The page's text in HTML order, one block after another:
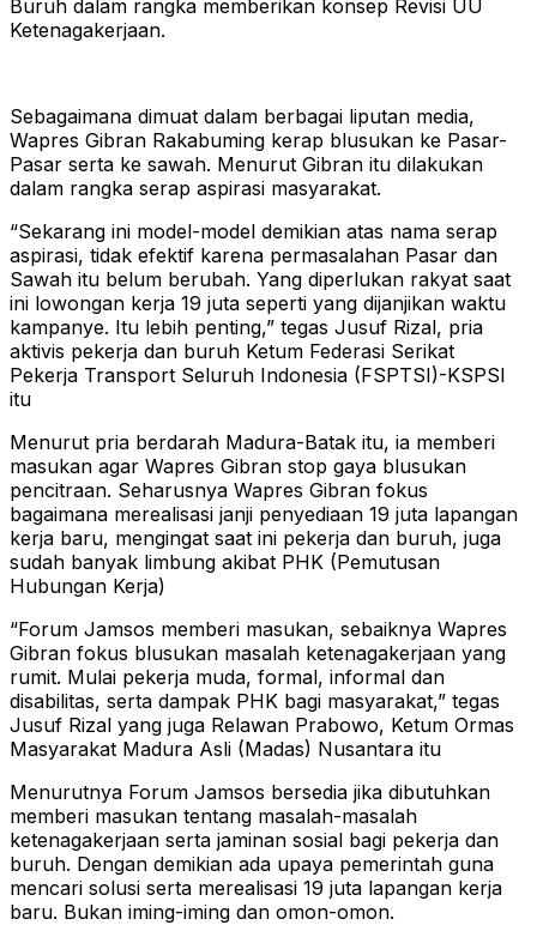
Buruh dalam rangka memberikan konsep Revisi UU
Ketenagakerjaan.
Sebagaimana dimuat dalam berbagai liputan media,
Wapres Gibran Rakabuming kerap blusukan ke Pasar-
Pasar serta ke sawah. Menurut Gibran itu dilakukan
dalam rangka serap aspirasi masyarakat.
“Sekarang ini model-model demikian atas nama serap
aspirasi, tidak efektif karena permasalahan Pasar dan
Sawah itu belum berubah. Yang diperlukan rakyat saat
ini lowongan kerja 19 juta seperti yang dijanjikan waktu
kampanye. Itu lebih penting,” tegas Jusuf Rizal, pria
aktivis pekerja dan buruh Ketum Federasi Serikat
Pekerja Transport Seluruh Indonesia (FSPTSI)-KSPSI
itu
Menurut pria berdarah Madura-Batak itu, ia memberi
masukan agar Wapres Gibran stop gaya blusukan
pencitraan. Seharusnya Wapres Gibran fokus
bagaimana merealisasi janji penyediaan 19 juta lapangan
kerja baru, mengingat saat ini pekerja dan buruh, juga
sudah banyak limbung akibat PHK (Pemutusan
Hubungan Kerja)
“Forum Jamsos memberi masukan, sebaiknya Wapres
Gibran fokus blusukan masalah ketenagakerjaan yang
rumit. Mulai pekerja muda, formal, informal dan
disabilitas, serta dampak PHK bagi masyarakat,” tegas
Jusuf Rizal yang juga Relawan Prabowo, Ketum Ormas
Masyarakat Madura Asli (Madas) Nusantara itu
Menurutnya Forum Jamsos bersedia jika dibutuhkan
memberi masukan tentang masalah-masalah
ketenagakerjaan serta jaminan sosial bagi pekerja dan
buruh. Dengan demikian ada upaya pemerintah guna
mencari solusi serta merealisasi 19 juta lapangan kerja
baru. Bukan iming-iming dan omon-omon.